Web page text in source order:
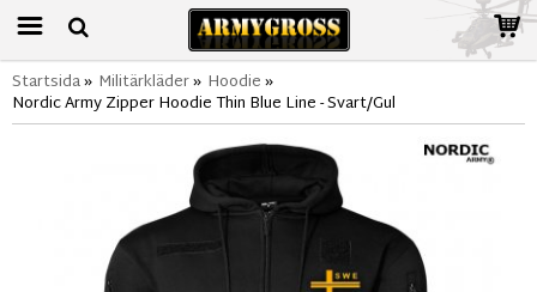
Startsida» Militärkläder» Hoodie»
Nordic Army Zipper Hoodie Thin Blue Line - Svart/Gul